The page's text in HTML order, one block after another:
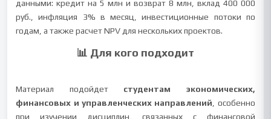
данными: кредит на 5 млн и возврат 8 млн, вклад 400 000
руб., инфляция 3% в месяц, инвестиционные потоки по
годам, а также расчет NPV для нескольких проектов.
📊 Для кого подходит
Материал подойдет студентам экономических,
финансовых и управленческих направлений , особенно
при изучении дисциплин, связанных с финансовой